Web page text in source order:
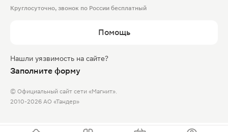
Круглосуточно, звонок по России бесплатный
Помощь
Нашли уязвимость на сайте?
Заполните форму
© Официальный сайт сети «Магнит».
2010-2026 АО «Тандер»